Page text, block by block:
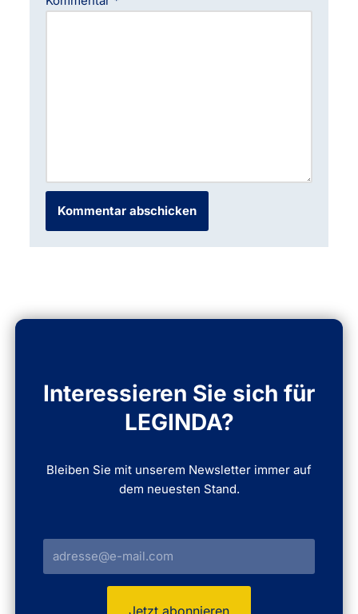
Interessieren Sie sich für
LEGINDA?
Bleiben Sie mit unserem Newsletter immer auf
dem neuesten Stand.